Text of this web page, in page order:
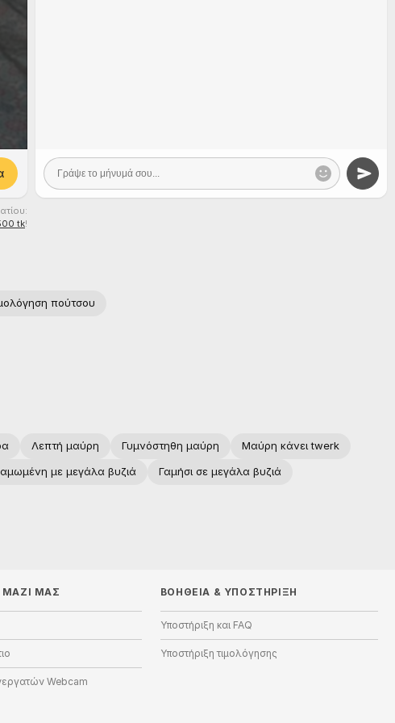
tk!
πούτσου
Λεπτή μαύρη Γυμνόστηθη μαύρη
Μαύρη κάνει twerk
με μεγάλα βυζιά
Γαμήσι σε μεγάλα βυζιά
ΜΑΖΙ ΜΑΣ
Webcam
ΒΟΉΘΕΙΑ & ΥΠΟΣΤΉΡΙΞΗ
Υποστήριξη και FAQ
Υποστήριξη τιμολόγησης